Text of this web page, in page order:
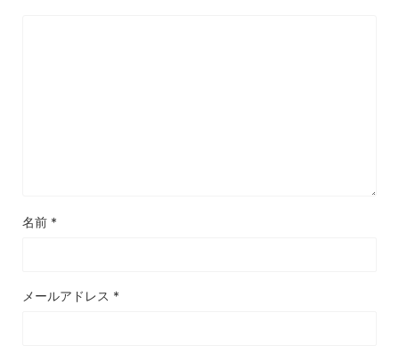
名前 *
メールアドレス *